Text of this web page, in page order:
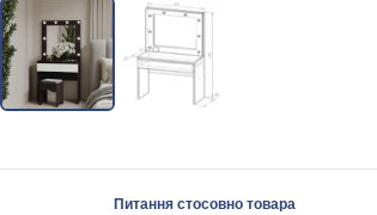
Питання стосовно товара